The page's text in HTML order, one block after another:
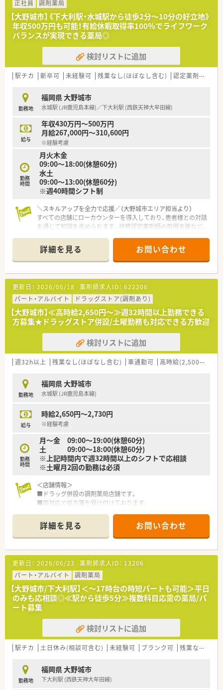
■福岡市近郊において3店舗の調剤薬局を安定経営している個人
法人であり、地域に密着した温かい医療サービスを提供していま
す。
■薬剤師資格を持つ社長自らが現場のサポートに入っており、経
営陣と現場の距離が近く、意見が通りやすい風通しの良さが魅力
です。
■社員の定着率が非常に高いことが自慢で、中には20年近く勤
務を続けている方もいるほど、腰を据えて働ける良好な環境で
す。
【募集背景と求める人物像について】
■現在就業中のパート薬剤師が勤務日数を減らすことになった
ための欠員補充であり、特に月曜や水曜に入れる方を急募してい
ます。
■社長が人柄を重視した採用を行っているため、周囲と協力しな
がらアットホームな雰囲気で働ける方を積極的に募集しており
ます。
■外来だけでなく在宅業務に対しても前向きに取り組める方や、
患者様とのコミュニケーションを大切にできる方を求めていま
す。
正社員
調剤薬局
【大野城市】《下大利駅・水城駅から徒歩2分～10分の好立地》
年収500万円も可能！有給休暇取得率100％でライフワーク
バランスが実現できる薬局◎
検討リストに追加
駅チカ 新卒可 未経験可 残業なし(ほぼなし含む) 認定薬剤師取得支援あり
勤務地
福岡県 大野城市
水城駅 (JR鹿児島本線)／下大利駅 (西鉄天神大牟田線)
給与
年収430万円～500万円
月給267,000円～310,600円
※経験考慮
勤務
時間
月火木金
09:00～18:00(休憩60分)
水土
09:00～13:00(休憩60分)
※週40時間シフト制
＼スキルアップを全力で応援／（大野城市エリア担当より）
すべての店舗にローカウンターを導入しており、患者様との対話
を通じて知識を高められます。研修認定薬剤師の取得支援など、
【店舗情報と応需状況について】
■最寄り駅である西鉄天神大牟田線の下大利駅から徒歩で2分、
JR鹿児島本線の水城駅からもアクセスが可能です。
■応需科目は整形外科と心療内科が中心となっており、処方箋の
受付枚数は1日あたり80枚から100枚ほどです。
【法人特徴について】
■福岡県内を中心に33店舗の調剤薬局を運営しており、クリニ
ックの開業支援から関わることで成長を続けています。
■すべての店舗にローカウンターを配置することで、患者様がリ
ラックスして質問しやすい環境作りに努めています。
■会社からの指名ではなく自主性を重んじる社風があり、社員が
やりたいことに挑戦できる環境を大切にしています
り、事務スタッフも2名が在籍して業務を行います。
【こんな方にオススメ】
な服薬指導を実践したい方に最適な環境が整っています。
■会社からのノルマがなく、外来処方箋への対応がメインのた
■若いうちから自主性を発揮し、管理薬剤師への挑戦や将来的な
独立など、高い目標に向かって挑戦したい方にオススメです。
詳細を見る お問い合わせ
更新日： 2026/06/18 薬剤師求人ID： 622206
パート・アルバイト
ドラッグストア(調剤あり)
【大野城市】≪高時給2,650円～≫週32時間以上勤務できる
方募集★ドラッグストア併設/土曜勤務も対応できる方歓迎
検討リストに追加
週32h以上 残業なし(ほぼなし含む) 車通勤可 高時給(2,500円以上)
勤務地
福岡県 大野城市
水城駅 (JR鹿児島本線)
給与
時給2,650円～2,730円
※経験考慮
勤務
時間
月～金 09:00～19:00(休憩60分)
土 09:00～18:00(休憩60分)
※上記時間内で週32時間以上のシフトで応相談
※土曜月2回の勤務は必須
＜店舗情報＞
■ドラッグ併設の調剤薬局店舗です。
■面対応で処方箋を受け付けております。
業務以外に第一類薬品のご説明など接客業務も場合によっては
ございます。
＜こんな企業です＞
■大手ドラッグストアが新規出店する企業です。
■2030年までに200店舗を出店し、売上高で1800億円を目指す
予定です。
■全店、新規出店なので薬局の立ち上げを経験する事が可能で
す。
■店舗数の増加に応じてポジションも増加するので昇格の機会
が多い企業です。
■ゼロから人間関係を構築していくので人間関係での悩みが少
ない環境です。
■調剤、OTC業務のどちらにも関わる事ができる職場です。
■接客業務など対人業務にも興味がある方！
■幅広い処方内容を経験したい方！
詳細を見る お問い合わせ
更新日： 2026/06/23 薬剤師求人ID： 13206
パート・アルバイト
調剤薬局
【大野城市/下大利駅】＜～17時台の時短パートも可能＞平日
のみも応相談◎≪駅から徒歩5分≫複数科目応需の薬局/パ
ート募集
検討リストに追加
駅チカ 土日休み(相談可含む) 未経験可 ブランク可 残業なし(ほぼなし含む)
勤務地
福岡県 大野城市
下大利駅 (西鉄天神大牟田線)